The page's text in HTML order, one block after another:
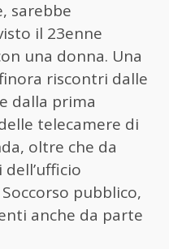
sarebbe
il 23enne
una donna. Una
riscontri dalle
dalla prima
telecamere di
oltre che da
pubblico,
anche da parte